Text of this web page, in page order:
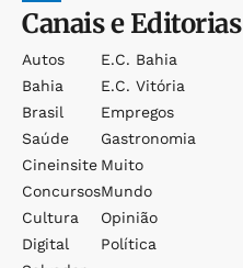
Canais e Editorias
Autos
Bahia
Brasil
Saúde
Cineinsite
Concursos
Cultura
Digital
E.c. Bahia
E.c. Vitória
Empregos
Gastronomia
Muito
Mundo
Opinião
Política